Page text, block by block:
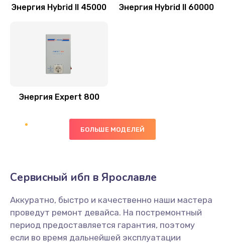
Энергия Hybrid II 45000 Энергия Hybrid II 60000
Энергия Expert 800
БОЛЬШЕ МОДЕЛЕЙ
Сервисный ибп в Ярославле
Аккуратно, быстро и качественно наши мастера
проведут ремонт девайса. На постремонтный
период предоставляется гарантия, поэтому
если во время дальнейшей эксплуатации